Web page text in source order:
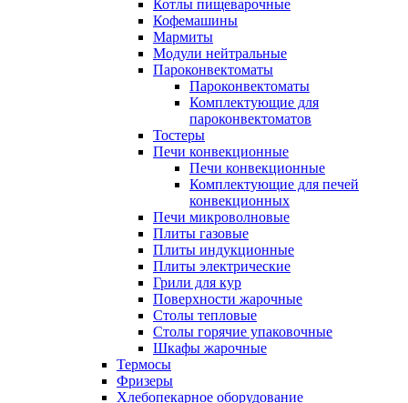
Котлы пищеварочные
Кофемашины
Мармиты
Модули нейтральные
Пароконвектоматы
Пароконвектоматы
Комплектующие для
пароконвектоматов
Тостеры
Печи конвекционные
Печи конвекционные
Комплектующие для печей
конвекционных
Печи микроволновые
Плиты газовые
Плиты индукционные
Плиты электрические
Грили для кур
Поверхности жарочные
Столы тепловые
Столы горячие упаковочные
Шкафы жарочные
Термосы
Фризеры
Хлебопекарное оборудование